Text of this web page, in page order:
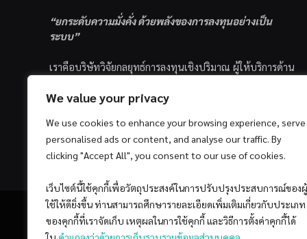
We value your privacy
We use cookies to enhance your browsing experience, serve
personalised ads or content, and analyse our traffic. By
clicking "Accept All", you consent to our use of cookies.
เว็บไซต์นี้ใช้คุกกี้เพื่อวัตถุประสงค์ในการปรับปรุงประสบการณ์ของผู้
ใช้ให้ดียิ่งขึ้น ท่านสามารถศึกษารายละเอียดเพิ่มเติมเกี่ยวกับประเภท
ของคุกกี้ที่เราจัดเก็บ เหตุผลในการใช้คุกกี้ และวิธีการตั้งค่าคุกกี้ได้
“ยกระดับความมั่งคั่ง ด้วยพลังของการลงทุนอย่างเป็น
ระบบ”
เราคือบริษัทวิจัยกลยุทธ์การลงทุนเชิงปริมาณ ผู้ให้บริการด้าน
ส่วนบุคคล ซึ่งมีเป้าหมายที่จะช่วยเหลือให้นักลงทุนไทย
ด้วยแนวคิดและกระบวนการลงทุนอย่างเป็นระบบแบบ
Quantitative & Systematic Investing